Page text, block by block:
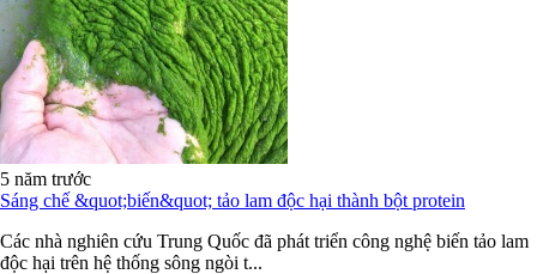
5 năm trước
Sáng chế &quot;biến&quot; tảo lam độc hại thành bột protein
Các nhà nghiên cứu Trung Quốc đã phát triển công nghệ biến tảo lam
độc hại trên hệ thống sông ngòi t...